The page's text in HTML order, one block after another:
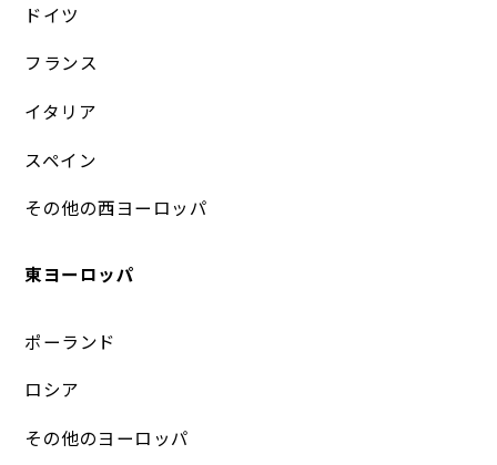
ドイツ
フランス
イタリア
スペイン
その他の西ヨーロッパ
東ヨーロッパ
ポーランド
ロシア
その他のヨーロッパ